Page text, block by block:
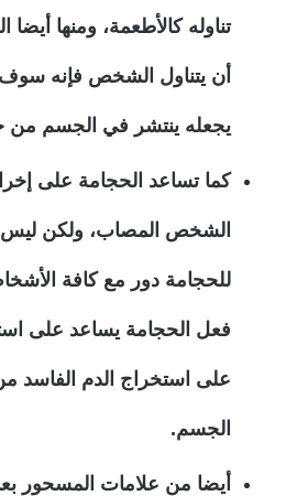
تناوله كالأطعمة، ومنها
أن يتناول الشخص فإنه
يجعله ينتشر في الجسم من
كما تساعد الحجامة على
الشخص المصاب، ولكن
للحجامة دور مع كافة
فعل الحجامة يساعد على
على استخراج الدم الفاسد
الجسم.
أيضا من علامات المسحور